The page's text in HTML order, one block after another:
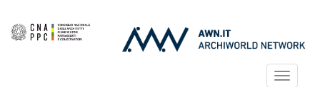
Toggle